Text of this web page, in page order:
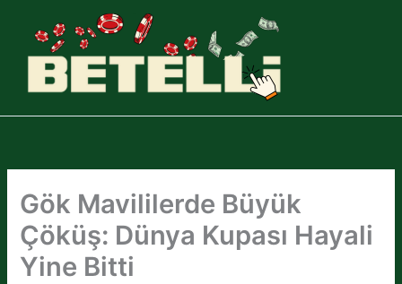
Gök Mavililerde Büyük
Çöküş: Dünya Kupası Hayali
Yine Bitti